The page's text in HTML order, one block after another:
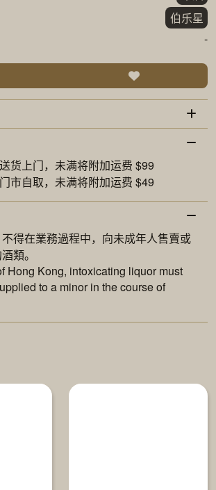
伯乐星
-
送货上门，未满将附加运费 $99
门市自取，未满将附加运费 $49
得在業務過程中，向未成年人售賣或
類。
Hong Kong, intoxicating liquor must
to a minor in the course of